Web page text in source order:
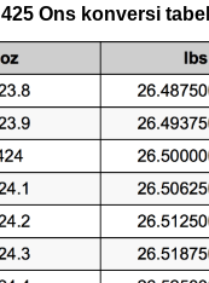
425 Ons konversi tabel